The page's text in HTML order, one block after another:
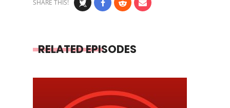
SHARE THIS!
RELATED EPISODES